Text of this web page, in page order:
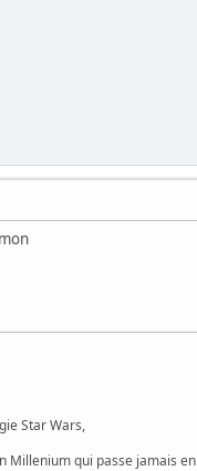
Star Wars,
Millenium qui passe jamais en